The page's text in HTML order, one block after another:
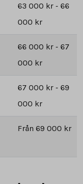
63 000 kr - 66
000 kr
66 000 kr - 67
000 kr
67 000 kr - 69
000 kr
Från 69 000 kr